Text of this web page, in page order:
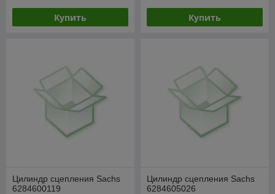
Купить Купить
Цилиндр сцепления Sachs
6284600119
Цилиндр сцепления Sachs
6284605026